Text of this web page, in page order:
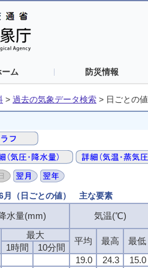
ーム 防災情報
> 過去の気象データ検索 > 日ごとの値
（日ごとの値） 主な要素
水量(mm) 気温(℃)
最大
平均 最高 最低
1時間 10分間
19.0 24.3 15.0
水量(mm) 気温(℃)
最大
平均 最高 最低
1時間 10分間
19.0 24.3 15.0
水量(mm) 気温(℃)
最大
平均 最高 最低
1時間 10分間
19.0 24.3 15.0
水量(mm) 気温(℃)
最大
平均 最高 最低
1時間 10分間
19.0 24.3 15.0